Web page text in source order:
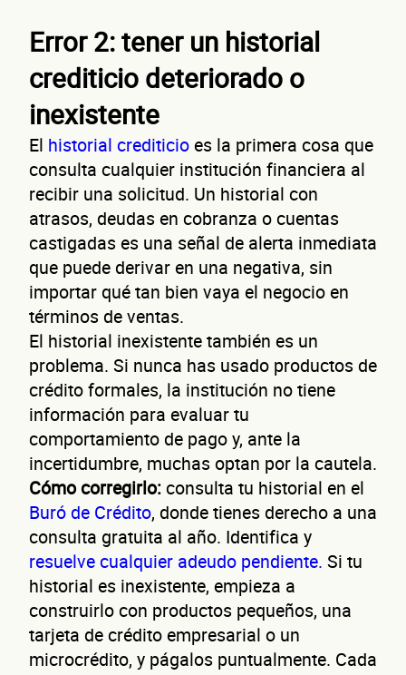
Error 2: tener un historial
crediticio deteriorado o
inexistente
El historial crediticioes la primera cosa que
consulta cualquier institución financiera al
recibir una solicitud. Un historial con
atrasos, deudas en cobranza o cuentas
castigadas es una señal de alerta inmediata
que puede derivar en una negativa, sin
importar qué tan bien vaya el negocio en
términos de ventas.
El historial inexistente también es un
problema. Si nunca has usado productos de
crédito formales, la institución no tiene
información para evaluar tu
comportamiento de pago y, ante la
incertidumbre, muchas optan por la cautela.
Cómo corregirlo:consulta tu historial en el
Buró de Crédito, donde tienes derecho a una
consulta gratuita al año. Identifica y
resuelve cualquier adeudo pendiente. Si tu
historial es inexistente, empieza a
construirlo con productos pequeños, una
tarjeta de crédito empresarial o un
microcrédito, y págalos puntualmente. Cada